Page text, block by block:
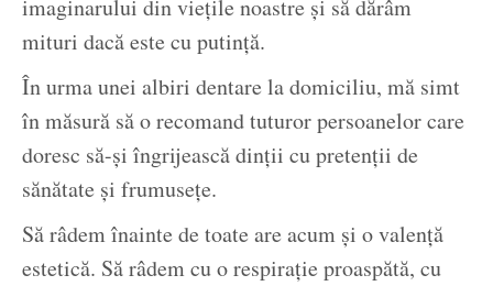
imaginarului din viețile noastre și să dărâm
mituri dacă este cu putință.
În urma unei albiri dentare la domiciliu, mă simt
în măsură să o recomand tuturor persoanelor care
doresc să-și îngrijească dinții cu pretenții de
sănătate și frumusețe.
Să râdem înainte de toate are acum și o valență
estetică. Să râdem cu o respirație proaspătă, cu